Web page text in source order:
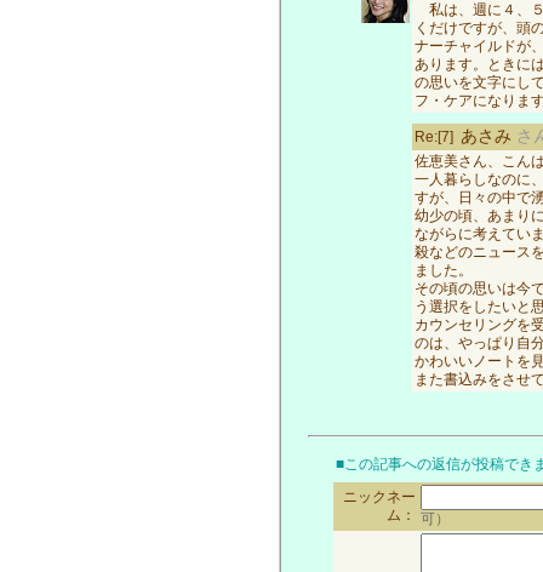
私は、週に４、
くだけですが、頭
ナーチャイルドが
あります。ときに
の思いを文字にし
フ・ケアになりま
Re:[7] あさみ さ
佐恵美さん、こん
一人暮らしなのに
すが、日々の中で
幼少の頃、あまり
ながらに考えてい
殺などのニュース
ました。
その頃の思いは今
う選択をしたいと
カウンセリングを
のは、やっぱり自
かわいいノートを
また書込みをさせ
■この記事への返信が投稿でき
ニックネー
ム：
可）